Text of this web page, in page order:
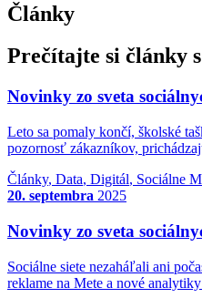
Články
Prečítajte si články
Novinky zo sveta
Leto sa pomaly končí, školské
pozornosť zákazníkov,
Články, Data, Digitál, Sociálne
20. septembra 2025
Novinky zo sveta
Sociálne siete nezaháľali ani
reklame na Mete a nové